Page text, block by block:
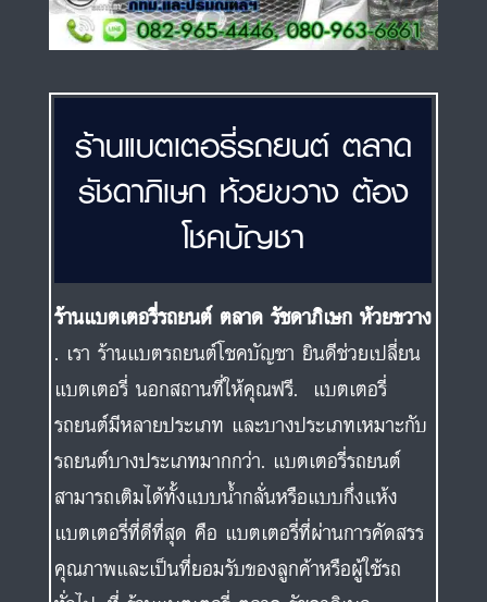
ร้านแบตเตอรี่รถยนต์ ตลาด
รัชดาภิเษก ห้วยขวาง ต้อง
โชคบัญชา
ร้านแบตเตอรี่รถยนต์ ตลาด รัชดาภิเษก ห้วยขวาง
. เรา ร้านแบตรถยนต์โชคบัญชา ยินดีช่วยเปลี่ยน
แบตเตอรี่ นอกสถานที่ให้คุณฟรี. แบตเตอรี่
รถยนต์มีหลายประเภท และบางประเภทเหมาะกับ
รถยนต์บางประเภทมากกว่า. แบตเตอรี่รถยนต์
สามารถเติมได้ทั้งแบบน้ำกลั่นหรือแบบกึ่งแห้ง
แบตเตอรี่ที่ดีที่สุด คือ แบตเตอรี่ที่ผ่านการคัดสรร
คุณภาพและเป็นที่ยอมรับของลูกค้าหรือผู้ใช้รถ